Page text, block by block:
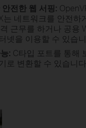
전한 웹 서핑:
는 네트워크를 안전하
근무를 하거나 공용
넷을 이용할 수 있습니
: C타입 포트를 통해
로 변환할 수 있습니다.